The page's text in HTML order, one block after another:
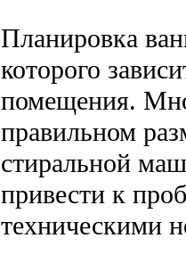
Планировка
которого
помещения.
правильном
стиральной
привести к
техническими